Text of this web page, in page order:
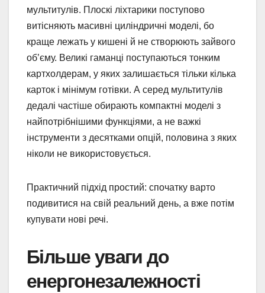
мультитулів. Плоскі ліхтарики поступово
витісняють масивні циліндричні моделі, бо
краще лежать у кишені й не створюють зайвого
об’єму. Великі гаманці поступаються тонким
картхолдерам, у яких залишається тільки кілька
карток і мінімум готівки. А серед мультитулів
дедалі частіше обирають компактні моделі з
найпотрібнішими функціями, а не важкі
інструменти з десятками опцій, половина з яких
ніколи не використовується.
Практичний підхід простий: спочатку варто
подивитися на свій реальний день, а вже потім
купувати нові речі.
Більше уваги до
енергонезалежності